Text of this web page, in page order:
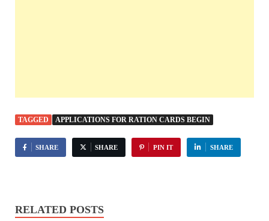
TAGGED APPLICATIONS FOR RATION CARDS BEGIN
SHARE SHARE PIN IT SHARE
RELATED POSTS